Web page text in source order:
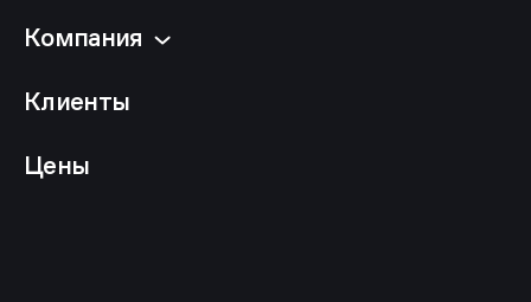
Компания
Клиенты
Цены